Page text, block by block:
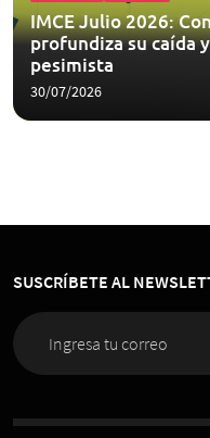
IMCE Julio 2026:
profundiza su caída
pesimista
30/07/2026
SUSCRÍBETE AL